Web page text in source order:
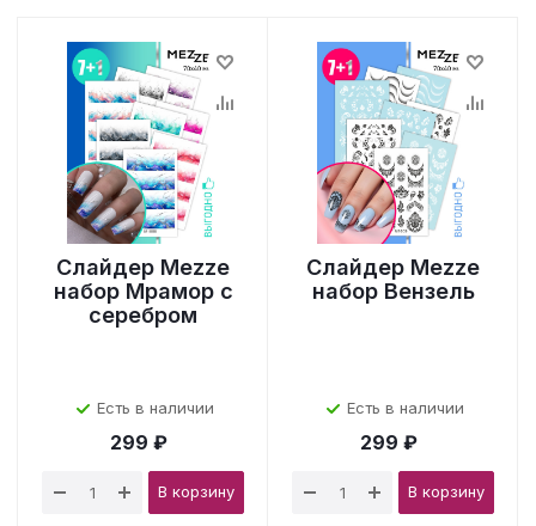
Слайдер Mezze
набор Мрамор с
серебром
Есть в наличии
299 ₽
В корзину
Слайдер Mezze
набор Вензель
Есть в наличии
299 ₽
В корзину